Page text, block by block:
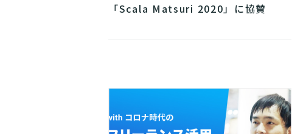
「Scala Matsuri 2020」に協賛